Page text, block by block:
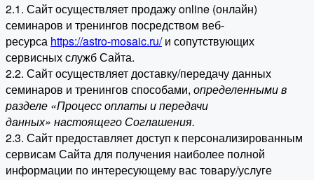
2.1. Сайт осуществляет продажу online (онлайн)
семинаров и тренингов посредством веб-
ресурса https://astro-mosaic.ru/и сопутствующих
сервисных служб Сайта.
2.2. Сайт осуществляет доставку/передачу данных
семинаров и тренингов способами, определенными в
разделе «Процесс оплаты и передачи
данных» настоящего Соглашения.
2.3. Сайт предоставляет доступ к персонализированным
сервисам Сайта для получения наиболее полной
информации по интересующему вас товару/услуге